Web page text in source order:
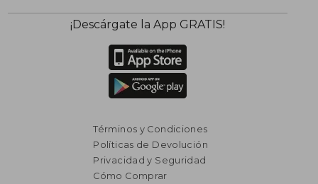
¡Descárgate la App GRATIS!
Términos y Condiciones
Políticas de Devolución
Privacidad y Seguridad
Cómo Comprar